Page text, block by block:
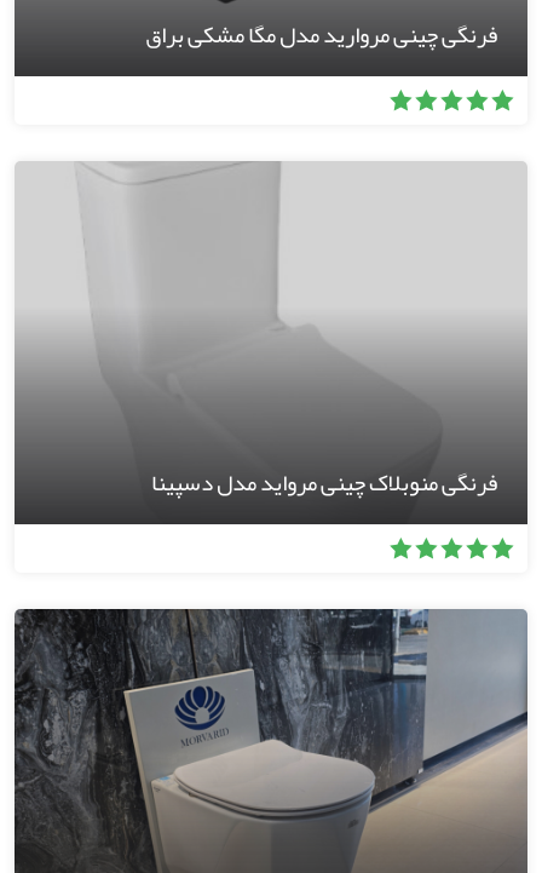
فرنگی چینی مروارید مدل مگا مشکی براق
فرنگی منوبلاک چینی مرواید مدل دسپینا